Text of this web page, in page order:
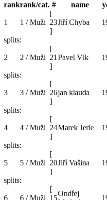
rankrank/cat. # name
1 1 / Muži
[
23
]
Jiří Chyba
splits:
2 2 / Muži
[
21
]
Pavel Vlk
splits:
3 3 / Muži
[
26
]
jan klauda
splits:
4 4 / Muži
[
24
]
Marek Jerie
splits:
5 5 / Muži
[
20
]
Jiří Vašina
splits:
6 6 / Muži
[
15
Ondřej